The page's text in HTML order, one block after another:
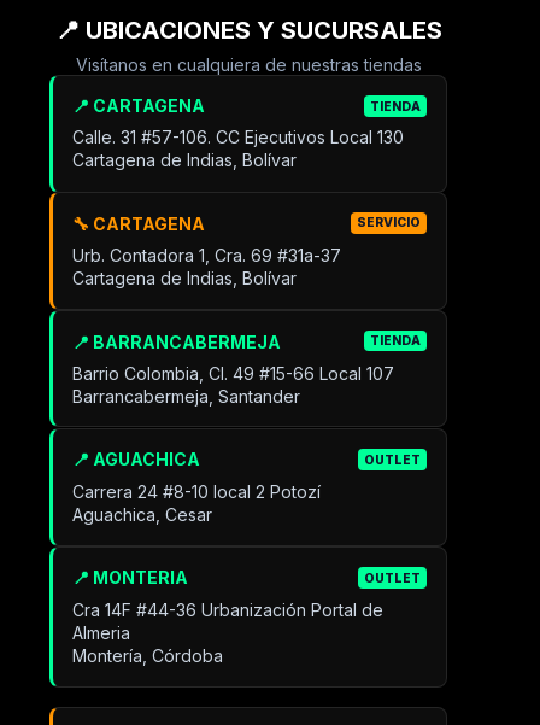
📍 UBICACIONES Y SUCURSALES
Visítanos en cualquiera de nuestras tiendas
📍 CARTAGENA TIENDA
Calle. 31 #57-106. CC Ejecutivos Local 130
Cartagena de Indias, Bolívar
🔧 CARTAGENA SERVICIO
Urb. Contadora 1, Cra. 69 #31a-37
Cartagena de Indias, Bolívar
📍 BARRANCABERMEJA TIENDA
Barrio Colombia, Cl. 49 #15-66 Local 107
Barrancabermeja, Santander
📍 AGUACHICA OUTLET
Carrera 24 #8-10 local 2 Potozí
Aguachica, Cesar
📍 MONTERIA OUTLET
Cra 14F #44-36 Urbanización Portal de
Almeria
Montería, Córdoba